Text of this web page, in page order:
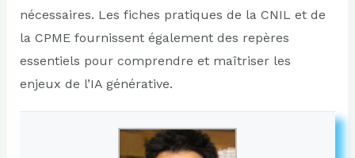
nécessaires. Les fiches pratiques de la CNIL et de
la CPME fournissent également des repères
essentiels pour comprendre et maîtriser les
enjeux de l’IA générative.